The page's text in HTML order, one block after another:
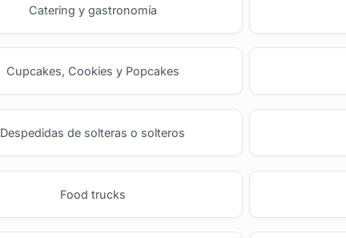
Catering y gastronomía
Cupcakes, Cookies y Popcakes
Despedidas de solteras o solteros
Food trucks